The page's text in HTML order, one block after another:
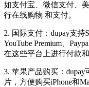
如支付宝、微信支付、
行在线购物 和支付。
2. 国际支付：dupay支持
YouTube Premium、
在这些平台上进行付款和
3. 苹果产品购买：
片，方便购买iPhone和